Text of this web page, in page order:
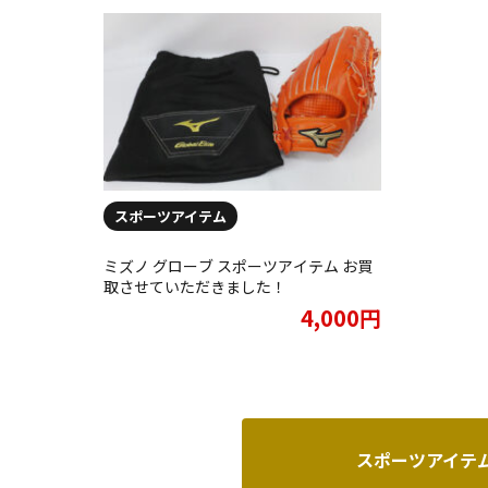
スポーツアイテム
ミズノ グローブ スポーツアイテム お買
取させていただきました！
4,000円
スポーツアイテ